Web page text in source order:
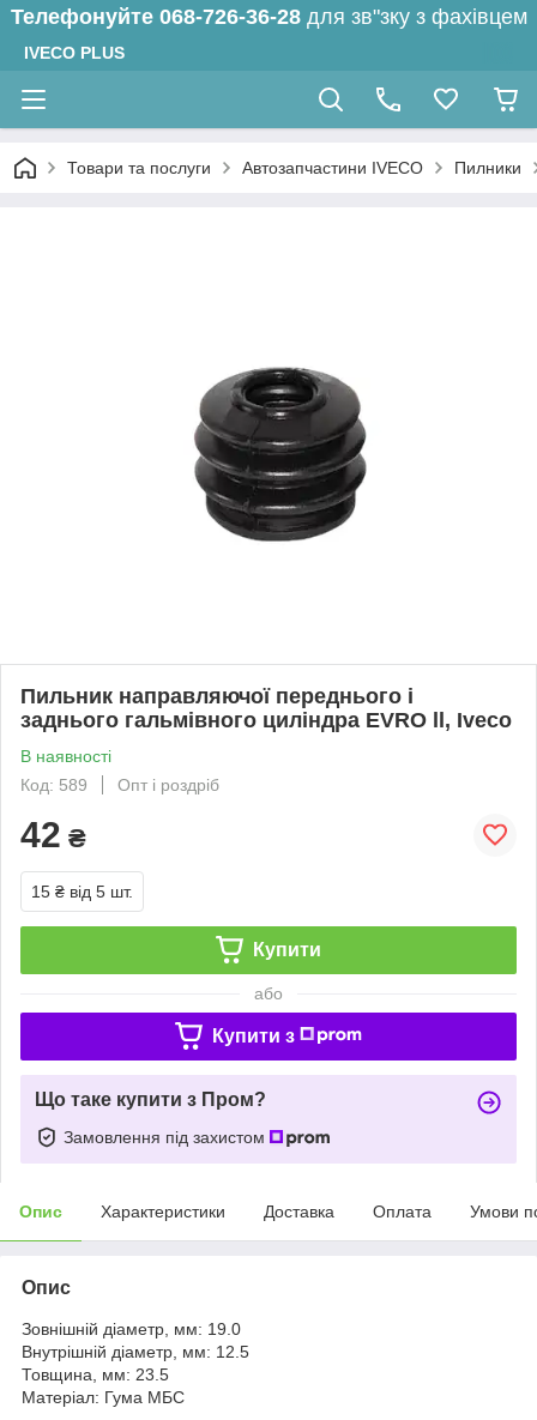
Телефонуйте 068-726-36-28 для зв"зку з фахівцем
IVECO PLUS
Товари та послуги Автозапчастини IVECO Пилники
Пильник направляючої переднього і
заднього гальмівного циліндра EVRO ll, Iveco
В наявності
Код: 589
Опт і роздріб
42 ₴
15 ₴ від 5 шт.
Купити
або
Купити з
Що таке купити з Пром?
Замовлення під захистом
Опис Характеристики Доставка Оплата Умови
Опис
Зовнішній діаметр, мм: 19.0
Внутрішній діаметр, мм: 12.5
Товщина, мм: 23.5
Матеріал: Гума МБС